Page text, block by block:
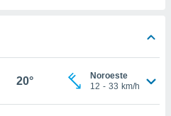
20°
Noroeste
12 - 33 km/h